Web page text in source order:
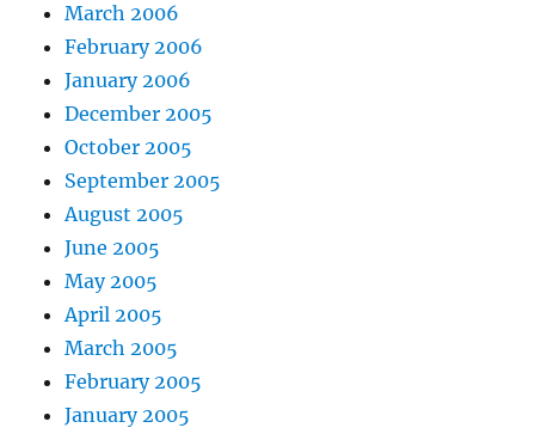
March 2006
February 2006
January 2006
December 2005
October 2005
September 2005
August 2005
June 2005
May 2005
April 2005
March 2005
February 2005
January 2005